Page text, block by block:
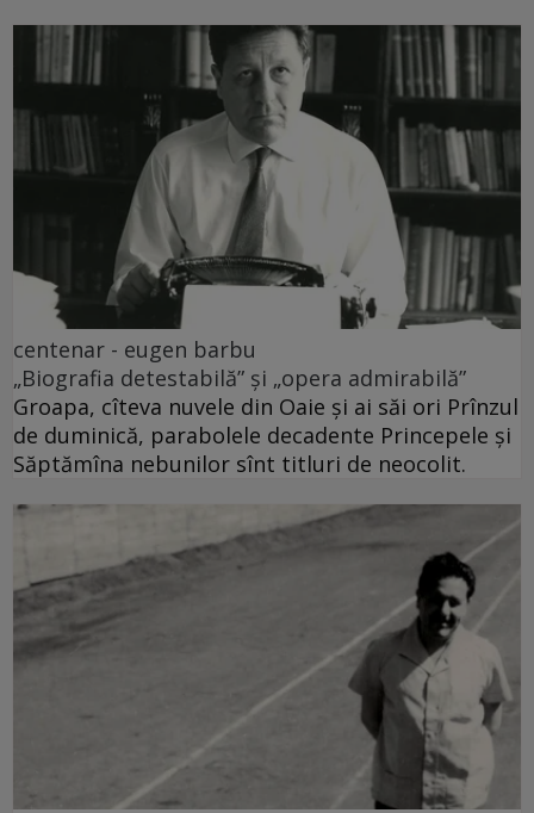
centenar - eugen barbu
„Biografia detestabilă” și „opera admirabilă”
Groapa, cîteva nuvele din Oaie și ai săi ori Prînzul
de duminică, parabolele decadente Princepele și
Săptămîna nebunilor sînt titluri de neocolit.